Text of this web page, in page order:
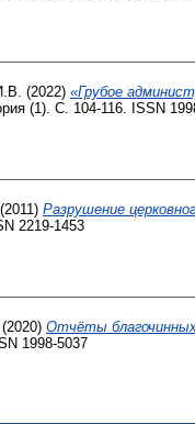
(2022) «Грубое
(1). С. 104-116. ISSN
(2011) Разрушение
2219-1453
(2020) Отчёты благочинных
1998-5037